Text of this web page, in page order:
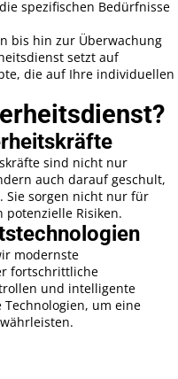
spezifischen Bedürfnisse
bis hin zur Überwachung
setzt auf
die auf Ihre individuellen
sind nicht nur
auch darauf geschult,
Sie sorgen nicht nur für
Risiken.
modernste
fortschrittliche
und intelligente
um eine